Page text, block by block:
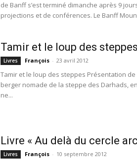
de Banff s’est terminé dimanche après 9
projections et de conférences. Le Banff
Tamir et le loup des steppes
Livres François - 23 avril 2012
Tamir et le loup des steppes Présentation
berger nomade de la steppe des Darhads,
ne...
Livre « Au delà du cercle
Livres François - 10 septembre 2012